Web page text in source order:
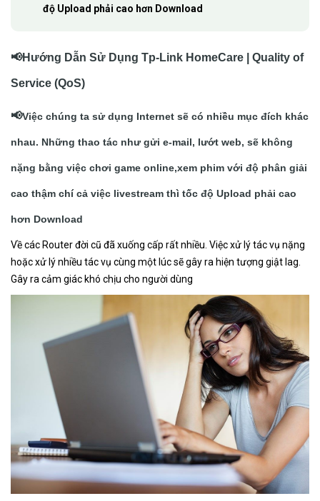
độ Upload phải cao hơn Download
📢Hướng Dẫn Sử Dụng Tp-Link HomeCare | Quality of
Service (QoS)
📢Việc chúng ta sử dụng Internet sẽ có nhiều mục đích khác
nhau. Những thao tác như gửi e-mail, lướt web, sẽ không
nặng bằng việc chơi game online,xem phim với độ phân giải
cao thậm chí cả việc livestream thì tốc độ Upload phải cao
hơn Download
Về các Router đời cũ đã xuống cấp rất nhiều. Việc xử lý tác vụ nặng
hoặc xử lý nhiều tác vụ cùng một lúc sẽ gây ra hiện tượng giật lag.
Gây ra cảm giác khó chịu cho người dùng